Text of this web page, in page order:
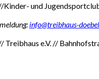
Kinder- und
info@treibhaus-
Treibhaus e.V. //